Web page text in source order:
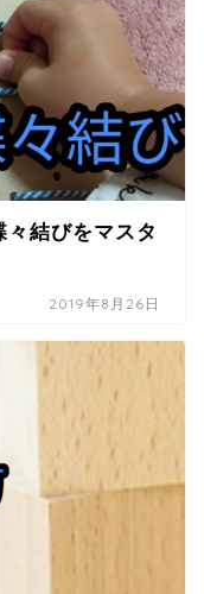
結びをマスタ
2019年8月26日